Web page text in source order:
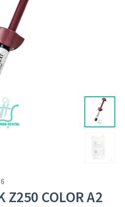
Z250 COLOR A2